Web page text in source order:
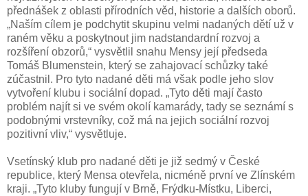
přednášek z oblasti přírodních věd, historie a dalších oborů.
„Naším cílem je podchytit skupinu velmi nadaných dětí už v
raném věku a poskytnout jim nadstandardní rozvoj a
rozšíření obzorů,“ vysvětlil snahu Mensy její předseda
Tomáš Blumenstein, který se zahajovací schůzky také
zúčastnil. Pro tyto nadané děti má však podle jeho slov
vytvoření klubu i sociální dopad. „Tyto děti mají často
problém najít si ve svém okolí kamarády, tady se seznámí s
podobnými vrstevníky, což má na jejich sociální rozvoj
pozitivní vliv,“ vysvětluje.
Vsetínský klub pro nadané děti je již sedmý v České
republice, který Mensa otevřela, nicméně první ve Zlínském
kraji. „Tyto kluby fungují v Brně, Frýdku-Místku, Liberci,